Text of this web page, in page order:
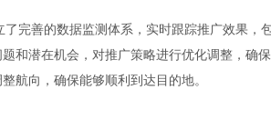
完善的数据监测体系，实时跟踪推广效果，
和潜在机会，对推广策略进行优化调整，确
航向，确保能够顺利到达目的地。